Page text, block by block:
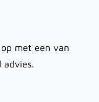
met een van
advies.